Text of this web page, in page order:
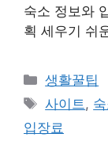
숙소 정보와
획 세우기 쉬
카
테
리
생활꿀팁
태
그
사이트,
입장료